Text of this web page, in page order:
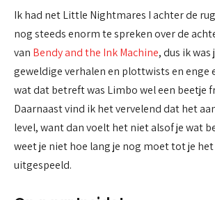
Ik had net Little Nightmares I achter de
nog steeds enorm te spreken over de
van Bendy and the Ink Machine, dus ik
geweldige verhalen en plottwists en enge
wat dat betreft was Limbo wel een beetje
Daarnaast vind ik het vervelend dat het
level, want dan voelt het niet alsof je wat
weet je niet hoe lang je nog moet tot je
uitgespeeld.